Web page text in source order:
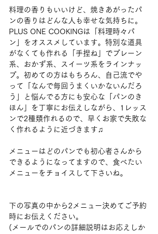
料理の香りもいいけど、焼きあがったパ
ンの香りはどんな人も幸せな気持ちに。
PLUS ONE COOKINGは「料理時々パ
ン」をオススメしています。特別な道具
がなくても作れる「手捏ね」でプレーン
系、おかず系、スイーツ系をラインナッ
プ。初めての方はもちろん、自己流でや
って「なんで毎回うまくいかないんだろ
う」と悩んでる方にも安心な「パンのき
ほん」を丁寧にお伝えしながら、1レッス
ンで2種類作れるので、早くお家で失敗な
く作れるように近づきます♫
メニューはどのパンでも初心者さんから
できるようになってますので、食べたい
メニューをチョイスして下さいね。
下の写真の中から2メニュー決めてご予約
時にお伝えください。
(メールでのパンの詳細説明はお応えしか